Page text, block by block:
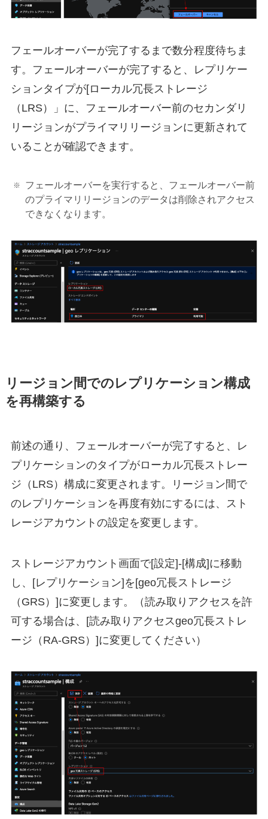
フェールオーバーが完了するまで数分程度待ちま
す。フェールオーバーが完了すると、レプリケー
ションタイプが[ローカル冗長ストレージ
（LRS）」に、フェールオーバー前のセカンダリ
リージョンがプライマリリージョンに更新されて
いることが確認できます。
フェールオーバーを実行すると、フェールオーバー前
のプライマリリージョンのデータは削除されアクセス
できなくなります。
リージョン間でのレプリケーション構成
を再構築する
前述の通り、フェールオーバーが完了すると、レ
プリケーションのタイプがローカル冗長ストレー
ジ（LRS）構成に変更されます。リージョン間で
のレプリケーションを再度有効にするには、スト
レージアカウントの設定を変更します。
ストレージアカウント画面で[設定]-[構成]に移動
し、[レプリケーション]を[geo冗長ストレージ
（GRS）]に変更します。（読み取りアクセスを許
可する場合は、[読み取りアクセスgeo冗長ストレ
ージ（RA-GRS）]に変更してください）